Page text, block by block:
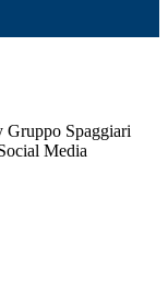
Gruppo Spaggiari
Media